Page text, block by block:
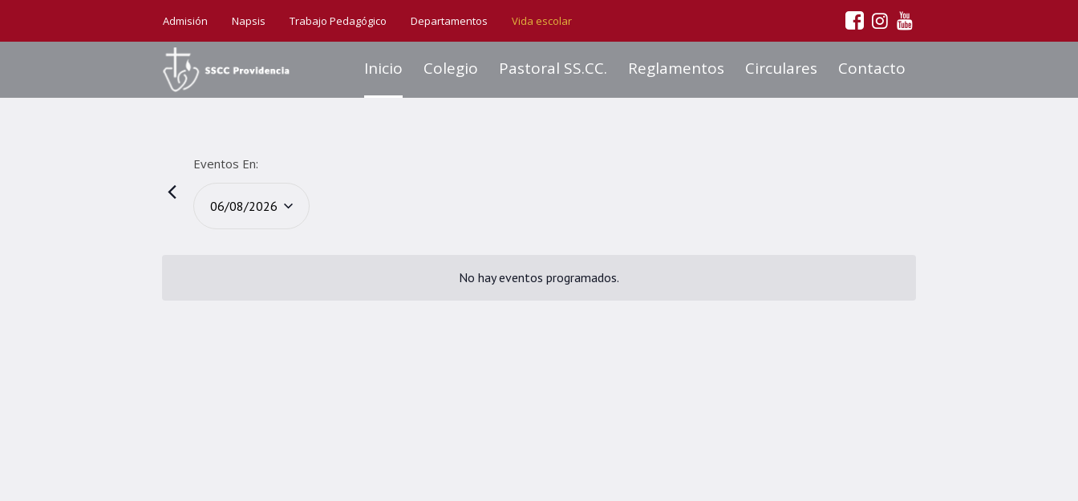
Admisión Napsis Trabajo Pedagógico Departamentos Vida escolar
Inicio Colegio Pastoral SS.CC. Reglamentos Circulares Contacto
No hay eventos programados.
06/08/2026